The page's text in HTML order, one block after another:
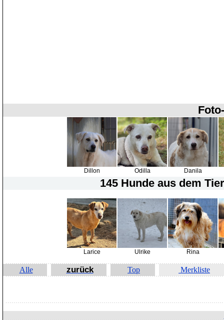
Dillon Odilla Danila
145 Hundeaus dem
Larice Ulrike Rina
Alle zurück Top Merkliste